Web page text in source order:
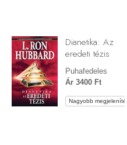
Dianetika: Az
eredeti tézis
Puhafedeles
Ár 3400 Ft
Nagyobb megjelenítés